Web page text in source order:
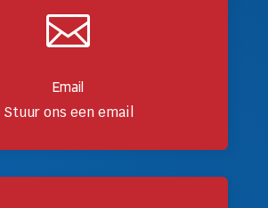

Email
Stuur ons een email